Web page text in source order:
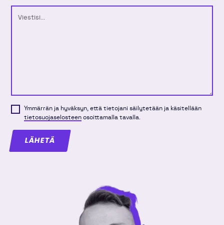
Ymmärrän ja hyväksyn, että tietojani säilytetään ja käsitellään
tietosuojaselosteenosoittamalla tavalla.